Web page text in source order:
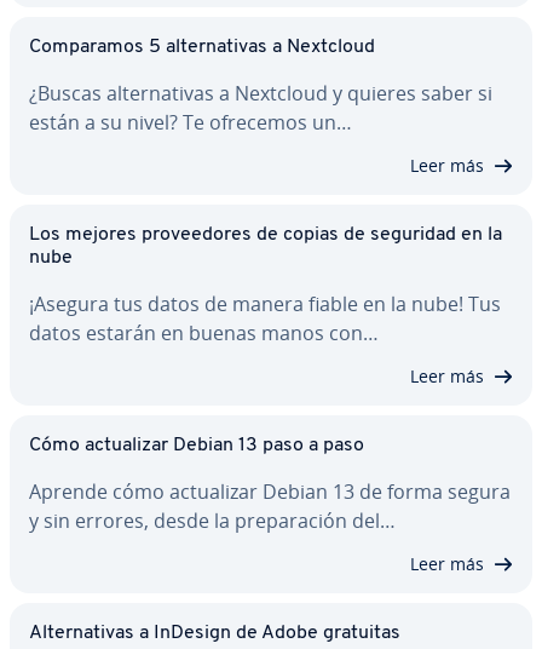
Co­m­pa­ra­mos 5 al­te­r­na­ti­vas a Nextcloud
¿Buscas al­te­r­na­ti­vas a Nextcloud y quieres saber si
están a su nivel? Te ofrecemos un…
Leer más
Los mejores pro­vee­do­res de copias de seguridad en la
nube
¡Asegura tus datos de manera fiable en la nube! Tus
datos estarán en buenas manos con…
Leer más
Cómo ac­tua­li­zar Debian 13 paso a paso
Aprende cómo ac­tua­li­zar Debian 13 de forma segura
y sin errores, desde la pre­pa­ra­ción del…
Leer más
Al­te­r­na­ti­vas a InDesign de Adobe gratuitas